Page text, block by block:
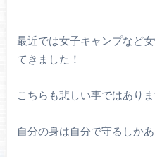
最近では女子キャンプなど
てきました！
こちらも悲しい事ではありま
自分の身は自分で守るしか